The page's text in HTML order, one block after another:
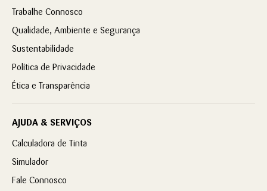
Trabalhe Connosco
Qualidade, Ambiente e Segurança
Sustentabilidade
Política de Privacidade
Ética e Transparência
AJUDA & SERVIÇOS
Calculadora de Tinta
Simulador
Fale Connosco